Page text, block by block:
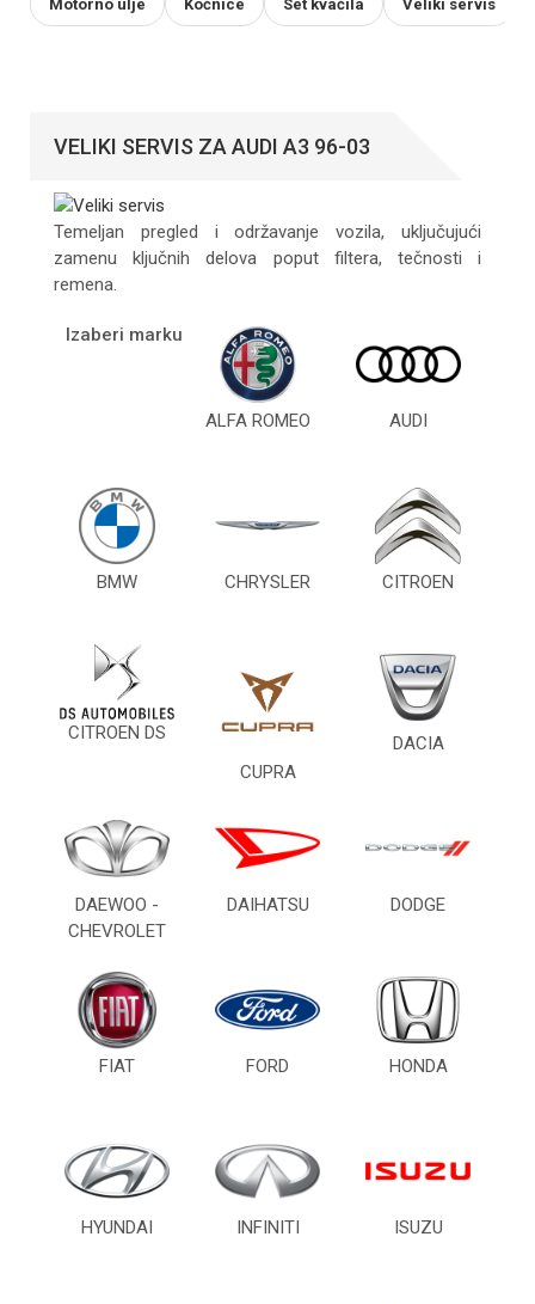
Motorno ulje Kočnice Set kvačila Veliki servis
VELIKI SERVIS ZA AUDI A3 96-03
Temeljan pregled i održavanje vozila, uključujući
zamenu ključnih delova poput filtera, tečnosti i
remena.
Izaberi marku
ALFA ROMEO AUDI
BMW CHRYSLER CITROEN
CITROEN DS
CUPRA
DACIA
DAEWOO -
CHEVROLET
DAIHATSU DODGE
FIAT FORD HONDA
HYUNDAI INFINITI ISUZU